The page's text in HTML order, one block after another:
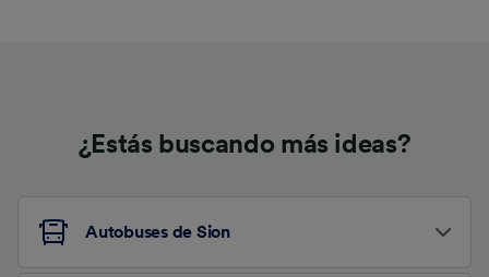
¿Estás buscando más ideas?
Autobuses de Sion